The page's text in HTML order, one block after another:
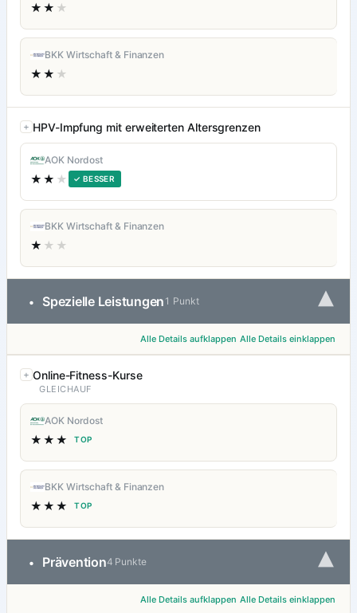
★★ ★
BKK Wirtschaft & Finanzen
★★ ★
HPV-Impfung mit erweiterten Altersgrenzen
AOK Nordost
★★ ★ ✓ BESSER
BKK Wirtschaft & Finanzen
★ ★★
• Spezielle Leistungen 1 Punkt ▾
Alle Details aufklappen Alle Details einklappen
Online-Fitness-Kurse
GLEICHAUF
AOK Nordost
★★★ TOP
BKK Wirtschaft & Finanzen
★★★ TOP
• Prävention4 Punkte ▾
Alle Details aufklappen Alle Details einklappen